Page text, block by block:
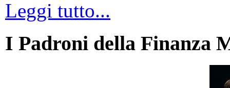
Leggi tutto...
I Padroni della Finanza